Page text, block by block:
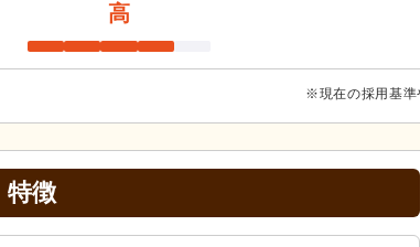
高
※現在の採用基準
特徴